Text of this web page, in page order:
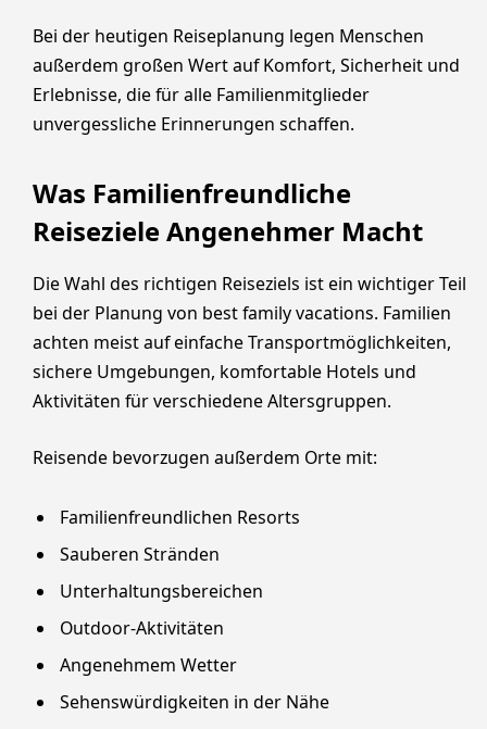
Bei der heutigen Reiseplanung legen Menschen
außerdem großen Wert auf Komfort, Sicherheit und
Erlebnisse, die für alle Familienmitglieder
unvergessliche Erinnerungen schaffen.
Was Familienfreundliche
Reiseziele Angenehmer Macht
Die Wahl des richtigen Reiseziels ist ein wichtiger Teil
bei der Planung von best family vacations. Familien
achten meist auf einfache Transportmöglichkeiten,
sichere Umgebungen, komfortable Hotels und
Aktivitäten für verschiedene Altersgruppen.
Reisende bevorzugen außerdem Orte mit:
Familienfreundlichen Resorts
Sauberen Stränden
Unterhaltungsbereichen
Outdoor-Aktivitäten
Angenehmem Wetter
Sehenswürdigkeiten in der Nähe